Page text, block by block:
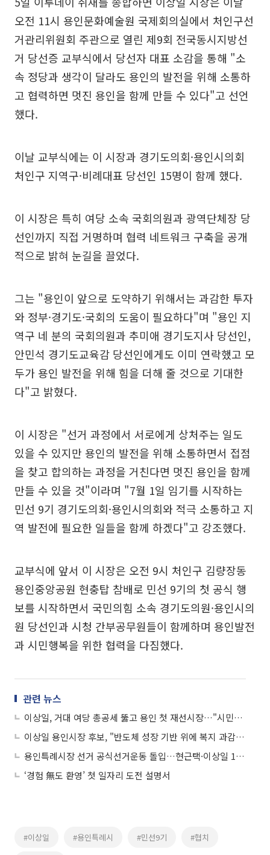
오전 11시 용인문화예술원 국제회의실에서 처인구선
거관리위원회 주관으로 열린 제9회 전국동시지방선
거 당선증 교부식에서 당선자 대표 소감을 통해 "소
속 정당과 생각이 달라도 용인의 발전을 위해 소통하
고 협력하면 멋진 용인을 함께 만들 수 있다"고 선언
했다.
이날 교부식에는 이 시장과 경기도의회·용인시의회
처인구 지역구·비례대표 당선인 15명이 함께 했다.
이 시장은 특히 여당 소속 국회의원과 광역단체장 당
선인까지 직접 거명하며 협력 네트워크 구축을 공개
적으로 밝혀 눈길을 끌었다.
그는 "용인이 앞으로 도약하기 위해서는 과감한 투자
와 정부·경기도·국회의 도움이 필요하다"며 "용인 지
역구 네 분의 국회의원과 추미애 경기도지사 당선인,
안민석 경기도교육감 당선인에게도 이미 연락했고 모
두가 용인 발전을 위해 힘을 더해 줄 것으로 기대한
다"고 밝혔다.
이 시장은 "선거 과정에서 서로에게 상처주는 일도
있을 수 있지만 용인의 발전을 위해 소통하면서 접점
을 찾고 합의하는 과정을 거친다면 멋진 용인을 함께
만들 수 있을 것"이라며 "7월 1일 임기를 시작하는
민선 9기 경기도의회·용인시의회와 적극 소통하고 지
역 발전에 필요한 일들을 함께 하겠다"고 강조했다.
교부식에 앞서 이 시장은 오전 9시 처인구 김량장동
용인중앙공원 현충탑 참배로 민선 9기의 첫 공식 행
보를 시작하면서 국민의힘 소속 경기도의원·용인시의
원 당선인과 시청 간부공무원들이 함께하며 용인발전
과 시민행복을 위한 협력을 다짐했다.
관련 뉴스
이상일, 거대 여당 총공세 뚫고 용인 첫 재선시장…"시민이 권력 이겼다"
이상일 용인시장 후보, "반도체 성장 기반 위에 복지 과감히 투자"
용인특례시장 선거 공식선거운동 돌입…현근택·이상일 13일 열전
‘경험 無도 환영’ 첫 일자리 도전 설명서
#이상일 #용인특례시 #민선9기 #협치